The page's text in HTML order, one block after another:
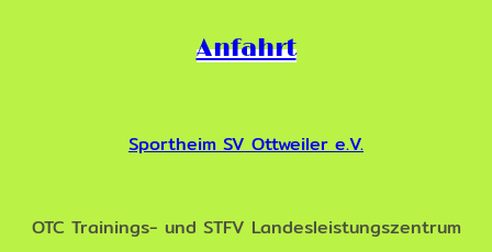
Anfahrt
Sportheim SV Ottweiler e.V.
OTC Trainings- und STFV Landesleistungszentrum